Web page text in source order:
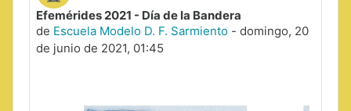
Efemérides 2021 - Día de la Bandera
de Escuela Modelo D. F. Sarmiento - domingo, 20
de junio de 2021, 01:45
Número de respuestas: 0